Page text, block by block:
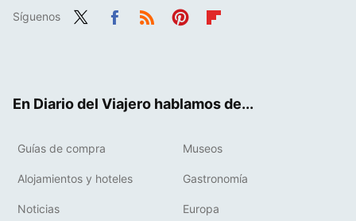
Síguenos
En Diario del Viajero hablamos de...
Guías de compra Museos
Alojamientos y hoteles Gastronomía
Noticias Europa